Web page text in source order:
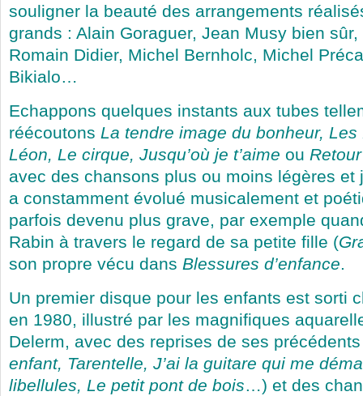
souligner la beauté des arrangements
grands : Alain Goraguer, Jean Musy bien
Romain Didier, Michel Bernholc, Michel
Bikialo…
Echappons quelques instants aux tubes
réécoutons La tendre image du bonheur,
Léon, Le cirque, Jusqu’où je t’aime ou
avec des chansons plus ou moins légères et
a constamment évolué musicalement et
parfois devenu plus grave, par exemple
Rabin à travers le regard de sa petite fille (
son propre vécu dans Blessures d’enfance.
Un premier disque pour les enfants est sorti
en 1980, illustré par les magnifiques
Delerm, avec des reprises de ses
enfant, Tarentelle, J’ai la guitare qui me
libellules, Le petit pont de bois…) et des